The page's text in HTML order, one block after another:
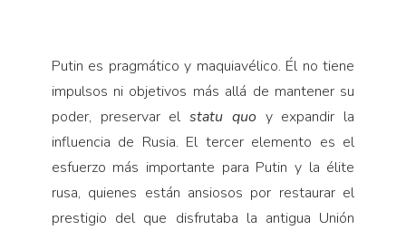
Putin es pragmático y maquiavélico. Él no tiene
impulsos ni objetivos más allá de mantener su
poder, preservar elstatu quoy expandir la
influencia de Rusia. El tercer elemento es el
esfuerzo más importante para Putin y la élite
rusa, quienes están ansiosos por restaurar el
prestigio del que disfrutaba la antigua Unión